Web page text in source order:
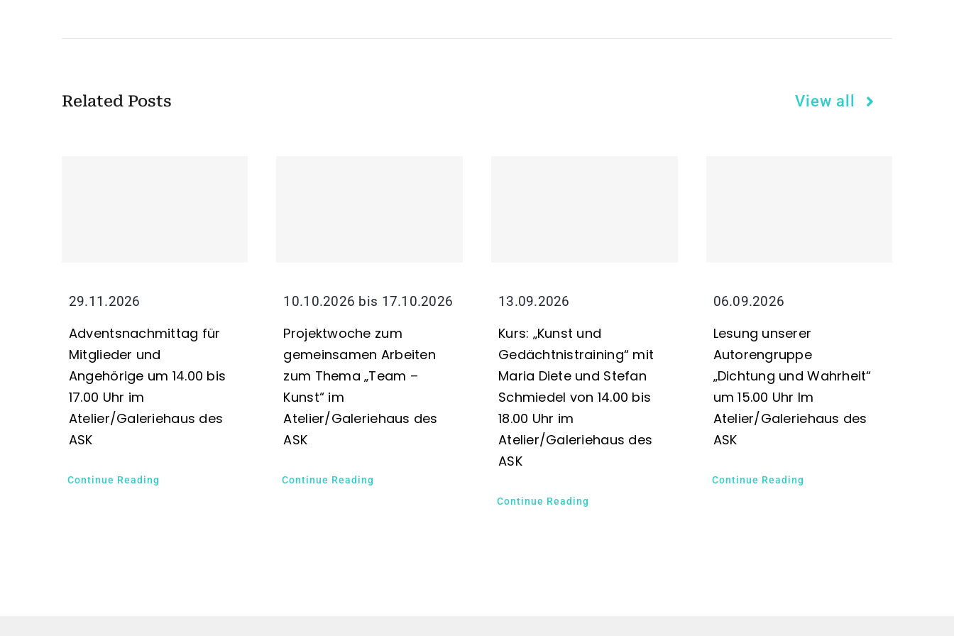
Related Posts View all
29.11.2026
Adventsnachmittag für
Mitglieder und
Angehörige um 14.00 bis
17.00 Uhr im
Atelier/Galeriehaus des
ASK
Continue Reading
10.10.2026 bis 17.10.2026
Projektwoche zum
gemeinsamen Arbeiten
zum Thema „Team –
Kunst“ im
Atelier/Galeriehaus des
ASK
Continue Reading
13.09.2026
Kurs: „Kunst und
Gedächtnistraining“ mit
Maria Diete und Stefan
Schmiedel von 14.00 bis
18.00 Uhr im
Atelier/Galeriehaus des
ASK
Continue Reading
06.09.2026
Lesung unserer
Autorengruppe
„Dichtung und Wahrheit“
um 15.00 Uhr Im
Atelier/Galeriehaus des
ASK
Continue Reading